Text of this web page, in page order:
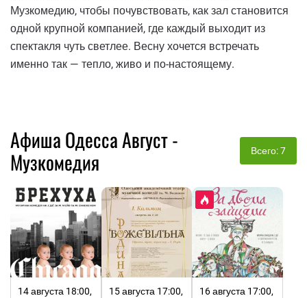
Музкомедию, чтобы почувствовать, как зал становится
одной крупной компанией, где каждый выходит из
спектакля чуть светлее. Весну хочется встречать
именно так — тепло, живо и по-настоящему.
Афиша Одесса Август -
Музкомедия
Всего: 7
14 августа 18:00,
15 августа 17:00,
16 августа 17:00,